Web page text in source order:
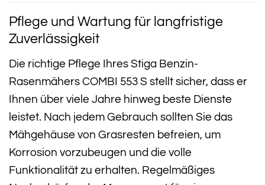
Pflege und Wartung für langfristige
Zuverlässigkeit
Die richtige Pflege Ihres Stiga Benzin-
Rasenmähers COMBI 553 S stellt sicher, dass er
Ihnen über viele Jahre hinweg beste Dienste
leistet. Nach jedem Gebrauch sollten Sie das
Mähgehäuse von Grasresten befreien, um
Korrosion vorzubeugen und die volle
Funktionalität zu erhalten. Regelmäßiges